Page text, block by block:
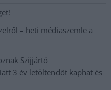
– heti médiaszemle a
Szijjártó
3 év letöltendőt kaphat és